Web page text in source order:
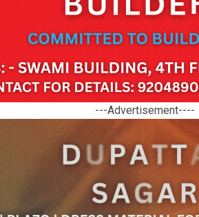
---Advertisement----